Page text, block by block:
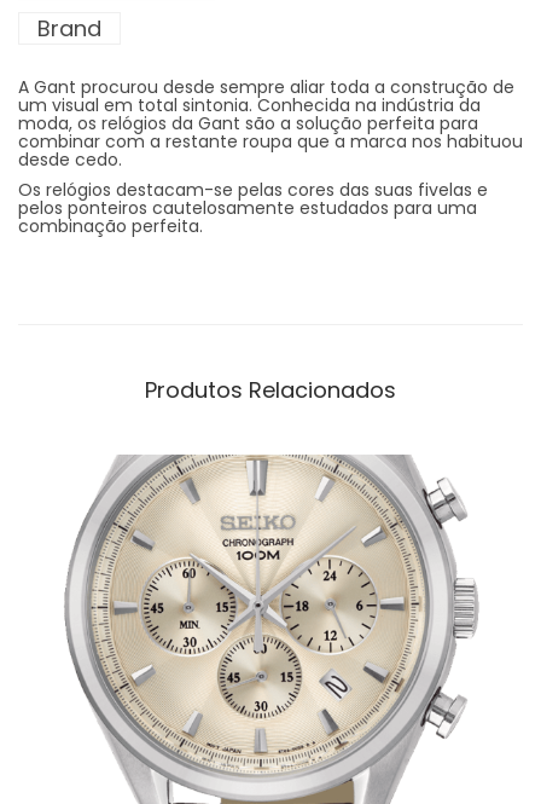
Brand
A Gant procurou desde sempre aliar toda a construção de
um visual em total sintonia. Conhecida na indústria da
moda, os relógios da Gant são a solução perfeita para
combinar com a restante roupa que a marca nos habituou
desde cedo.
Os relógios destacam-se pelas cores das suas fivelas e
pelos ponteiros cautelosamente estudados para uma
combinação perfeita.
Produtos Relacionados